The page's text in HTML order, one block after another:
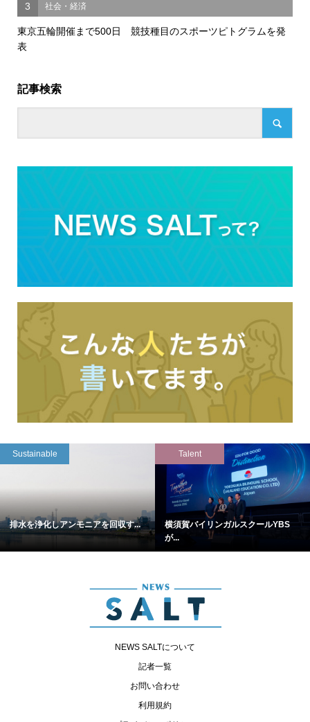
3 社会・経済
東京五輪開催まで500日 競技種目のスポーツピトグラムを発
表
記事検索
Sustainable
排水を浄化しアンモニアを回収す...
Talent
横須賀バイリンガルスクールYBS
が...
NEWS SALTについて
記者一覧
お問い合わせ
利用規約